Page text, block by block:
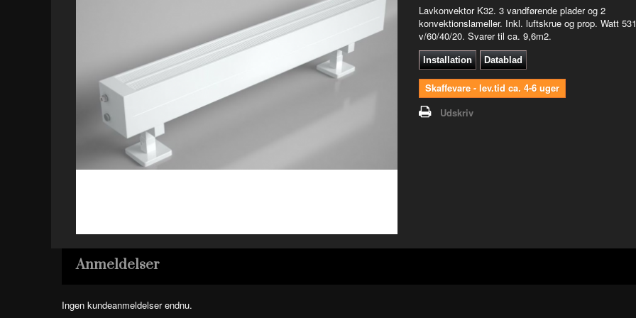
Lavkonvektor K32. 3 vandførende plader og 2
konvektionslameller. Inkl. luftskrue og prop. Watt 531
v/60/40/20. Svarer til ca. 9,6m2.
Installation Datablad
"
Skaffevare - lev.tid ca. 4-6 uger
Udskriv
Anmeldelser
Ingen kundeanmeldelser endnu.